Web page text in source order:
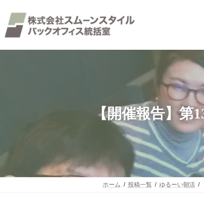
ン
ー
【開催報告】第
ホーム 投稿一覧 ゆるーい朝活